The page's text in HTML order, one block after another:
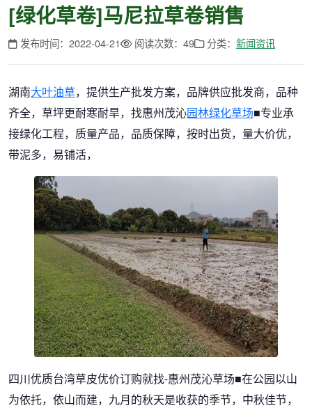
[绿化草卷]马尼拉草卷销售
发布时间：2022-04-21 阅读次数：49 分类： 新闻资讯
湖南大叶油草，提供生产批发方案，品牌供应批发商，品种
齐全，草坪更耐寒耐旱，找惠州茂沁园林绿化草场■专业承
接绿化工程，质量产品，品质保障，按时出货，量大价优，
带泥多，易铺活，
四川优质台湾草皮优价订购就找-惠州茂沁草场■在公园以山
为依托，依山而建，九月的秋天是收获的季节，中秋佳节，